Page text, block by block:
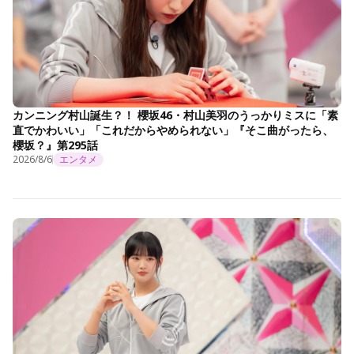
カンニング村山誕生？！ 櫻坂46・村山美羽のうっかりミスに「素
直でかわいい」「これだからやめられない」『そこ曲がったら、
櫻坂？』第295話
2026/8/6 エンタメ